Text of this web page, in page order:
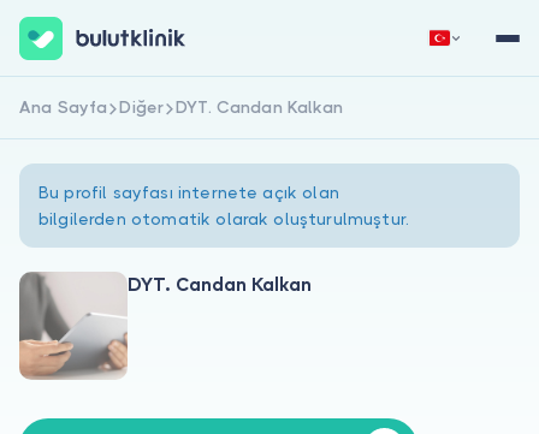
Hakkımızda
Hemen Kaydol
Ana Sayfa Diğer DYT. Candan Kalkan
Bu profil sayfası internete açık olan
bilgilerden otomatik olarak oluşturulmuştur.
DYT. Candan Kalkan